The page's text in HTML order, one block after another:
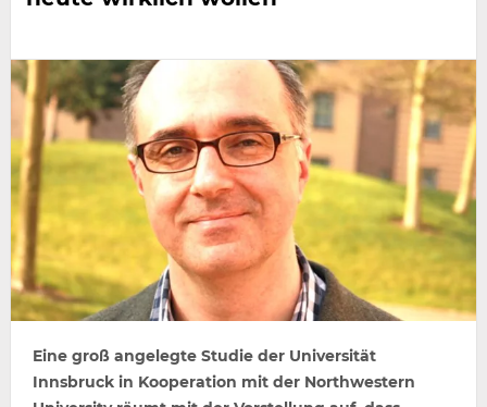
Eine groß angelegte Studie der Universität
Innsbruck in Kooperation mit der Northwestern